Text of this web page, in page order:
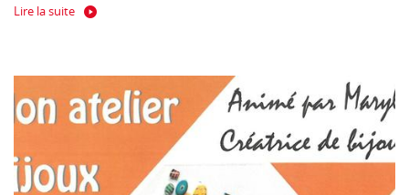
Lire la suite